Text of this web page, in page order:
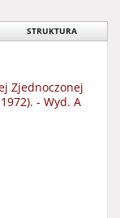
STRUKTURA
Zjednoczonej
- Wyd. A